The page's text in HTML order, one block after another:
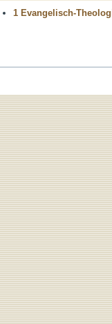
1 Evangelisch-